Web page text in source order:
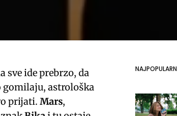
sve ide prebrzo, da
gomilaju, astrološka
prijati. Mars,